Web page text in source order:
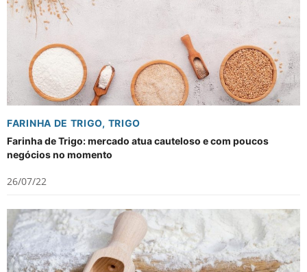
FARINHA DE TRIGO, TRIGO
Farinha de Trigo: mercado atua cauteloso e com poucos
negócios no momento
26/07/22